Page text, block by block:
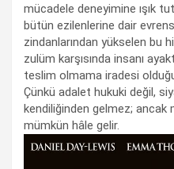
mücadele deneyimine ışık
bütün ezilenlerine dair
zindanlarından yükselen bu
zulüm karşısında insanı
teslim olmama iradesi
Çünkü adalet hukuki değil,
kendiliğinden gelmez; ancak
mümkün hâle gelir.